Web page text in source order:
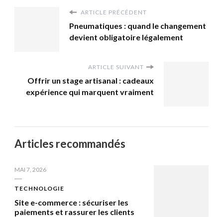
ARTICLE PRÉCÉDENT
Pneumatiques : quand le changement
devient obligatoire légalement
ARTICLE SUIVANT
Offrir un stage artisanal : cadeaux
expérience qui marquent vraiment
Articles recommandés
MAI 7, 2026
TECHNOLOGIE
Site e-commerce : sécuriser les
paiements et rassurer les clients